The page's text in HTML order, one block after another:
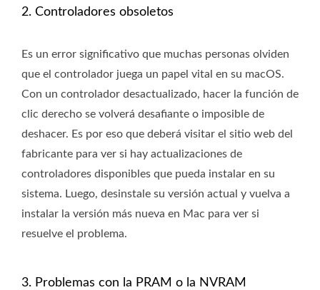
2. Controladores obsoletos
Es un error significativo que muchas personas olviden
que el controlador juega un papel vital en su macOS.
Con un controlador desactualizado, hacer la función de
clic derecho se volverá desafiante o imposible de
deshacer. Es por eso que deberá visitar el sitio web del
fabricante para ver si hay actualizaciones de
controladores disponibles que pueda instalar en su
sistema. Luego, desinstale su versión actual y vuelva a
instalar la versión más nueva en Mac para ver si
resuelve el problema.
3. Problemas con la PRAM o la NVRAM